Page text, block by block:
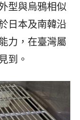
型與烏鴉相似
日本及南韓沿
力，在臺灣屬
到。